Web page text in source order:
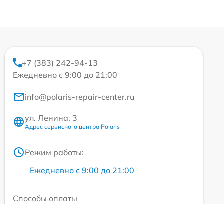
+7 (383) 242-94-13
Ежедневно с 9:00 до 21:00
info@polaris-repair-center.ru
ул. Ленина, 3
Адрес сервисного центра Polaris
Режим работы:
Ежедневно с 9:00 до 21:00
Способы оплаты